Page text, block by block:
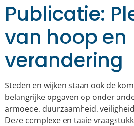
Publicatie:
van hoop en
verandering
Steden en wijken staan ook de
belangrijke opgaven op onder
armoede, duurzaamheid,
Deze complexe en taaie